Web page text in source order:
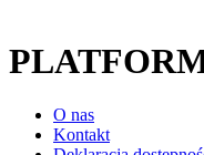
O nas
Kontakt